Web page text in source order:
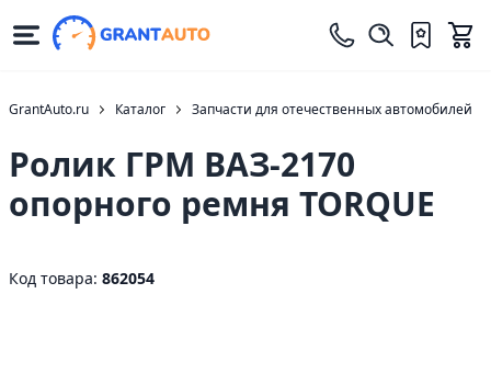
GrantAuto.ru Каталог Запчасти для отечественных автомобилей
Ролик ГРМ ВАЗ-2170
опорного ремня TORQUE
Код товара: 862054